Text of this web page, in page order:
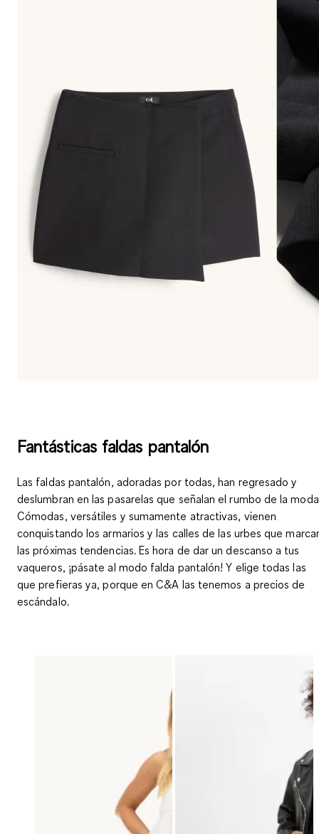
Fantásticas faldas pantalón
Las faldas pantalón, adoradas por todas, han regresado y
deslumbran en las pasarelas que señalan el rumbo de la
Cómodas, versátiles y sumamente atractivas, vienen
conquistando los armarios y las calles de las urbes que
las próximas tendencias. Es hora de dar un descanso a tus
vaqueros, ¡pásate al modo falda pantalón! Y elige todas las
que prefieras ya, porque en C&A las tenemos a precios de
escándalo.